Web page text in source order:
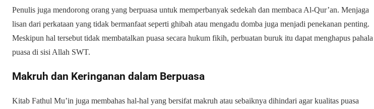
Penulis juga mendorong orang yang berpuasa untuk memperbanyak sedekah dan membaca Al-Qur’an. Menjaga
lisan dari perkataan yang tidak bermanfaat seperti ghibah atau mengadu domba juga menjadi penekanan penting.
Meskipun hal tersebut tidak membatalkan puasa secara hukum fikih, perbuatan buruk itu dapat menghapus pahala
puasa di sisi Allah SWT.
Makruh dan Keringanan dalam Berpuasa
Kitab Fathul Mu’in juga membahas hal-hal yang bersifat makruh atau sebaiknya dihindari agar kualitas puasa